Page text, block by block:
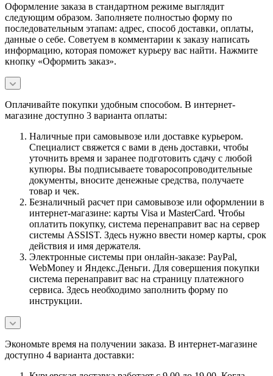
Оформление заказа в стандартном режиме выглядит
следующим образом. Заполняете полностью форму по
последовательным этапам: адрес, способ доставки, оплаты,
данные о себе. Советуем в комментарии к заказу написать
информацию, которая поможет курьеру вас найти. Нажмите
кнопку «Оформить заказ».
Оплачивайте покупки удобным способом. В интернет-
магазине доступно 3 варианта оплаты:
Наличные при самовывозе или доставке курьером.
Специалист свяжется с вами в день доставки, чтобы
уточнить время и заранее подготовить сдачу с любой
купюры. Вы подписываете товаросопроводительные
документы, вносите денежные средства, получаете
товар и чек.
Безналичный расчет при самовывозе или оформлении в
интернет-магазине: карты Visa и MasterCard. Чтобы
оплатить покупку, система перенаправит вас на сервер
системы ASSIST. Здесь нужно ввести номер карты, срок
действия и имя держателя.
Электронные системы при онлайн-заказе: PayPal,
WebMoney и Яндекс.Деньги. Для совершения покупки
система перенаправит вас на страницу платежного
сервиса. Здесь необходимо заполнить форму по
инструкции.
Экономьте время на получении заказа. В интернет-магазине
доступно 4 варианта доставки: